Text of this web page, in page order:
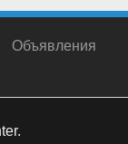
Объявления